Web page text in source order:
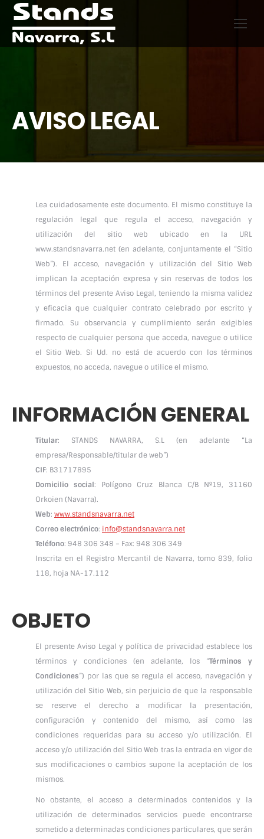
AVISO LEGAL
Lea cuidadosamente este documento. El mismo constituye la
regulación legal que regula el acceso, navegación y
utilización del sitio web ubicado en la URL
www.standsnavarra.net (en adelante, conjuntamente el “Sitio
Web”). El acceso, navegación y utilización del Sitio Web
implican la aceptación expresa y sin reservas de todos los
términos del presente Aviso Legal, teniendo la misma validez
y eficacia que cualquier contrato celebrado por escrito y
firmado. Su observancia y cumplimiento serán exigibles
respecto de cualquier persona que acceda, navegue o utilice
el Sitio Web. Si Ud. no está de acuerdo con los términos
expuestos, no acceda, navegue o utilice el mismo.
INFORMACIÓN GENERAL
Titular: STANDS NAVARRA, S.L (en adelante “La
empresa/Responsable/titular de web”)
CIF: B31717895
Domicilio social: Polígono Cruz Blanca C/B Nº19, 31160
Orkoien (Navarra).
Web: www.standsnavarra.net
Correo electrónico: info@standsnavarra.net
Teléfono: 948 306 348 – Fax: 948 306 349
Inscrita en el Registro Mercantil de Navarra, tomo 839, folio
118, hoja NA-17.112
OBJETO
El presente Aviso Legal y política de privacidad establece los
términos y condiciones (en adelante, los “Términos y
Condiciones”) por las que se regula el acceso, navegación y
utilización del Sitio Web, sin perjuicio de que la responsable
se reserve el derecho a modificar la presentación,
configuración y contenido del mismo, así como las
condiciones requeridas para su acceso y/o utilización. El
acceso y/o utilización del Sitio Web tras la entrada en vigor de
sus modificaciones o cambios supone la aceptación de los
mismos.
No obstante, el acceso a determinados contenidos y la
utilización de determinados servicios puede encontrarse
sometido a determinadas condiciones particulares, que serán